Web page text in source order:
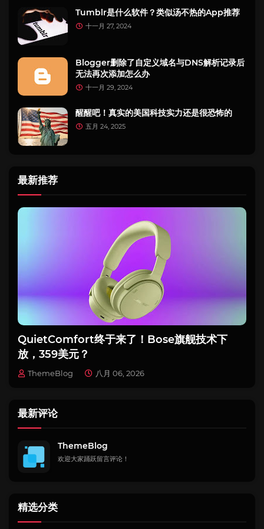
Tumblr是什么软件？类似汤不热的App推荐
十一月 27, 2024
Blogger删除了自定义域名与DNS解析记录后
无法再次添加怎么办
十一月 29, 2024
醒醒吧！真实的美国科技实力还是很恐怖的
五月 24, 2025
最新推荐
QuietComfort终于来了！Bose旗舰技术下
放，359美元？
ThemeBlog 八月 06, 2026
最新评论
ThemeBlog
欢迎大家踊跃留言评论！
精选分类